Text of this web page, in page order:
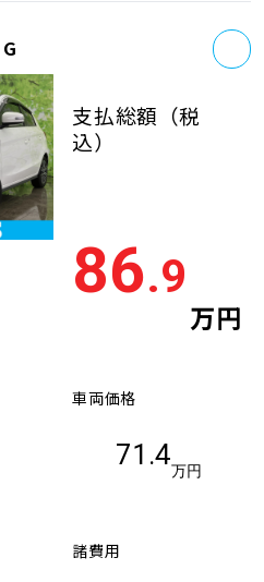
支払総額 （税
込）
86.9
万円
車両価格
71.4
万円
諸費用